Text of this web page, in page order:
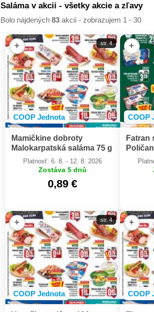
Saláma v akcii - všetky akcie a zľavy
Bolo nájdených 83akcií - zobrazujem 1 - 30
+
COOP Jednota
str. 4
Mamičkine dobroty
Malokarpatská saláma 75 g
/ Nitran saláma 75 g
Platnosť: 6. 8. - 12. 8. 2026
Zostáva 5 dnů
0,89 €
+
COOP
Fatran
+
COOP Jednota
str. 4 +
COOP